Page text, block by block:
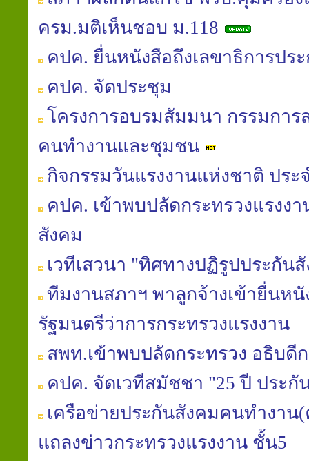
ครม.มติเห็นชอบ ม.118
คปค. ยื่นหนังสือถึงเลขาธิการปร
คปค. จัดประชุม
โครงการอบรมสัมมนา กรรมการ
คนทำงานและชุมชน
กิจกรรมวันแรงงานแห่งชาติ ประ
คปค. เข้าพบปลัดกระทรวงแรงง
สังคม
เวทีเสวนา "ทิศทางปฏิรูปประกัน
ทีมงานสภาฯ พาลูกจ้างเข้ายื่นห
รัฐมนตรีว่าการกระทรวงแรงงาน
สพท.เข้าพบปลัดกระทรวง อธิบดี
คปค. จัดเวทีสมัชชา "25 ปี ประกั
เครือข่ายประกันสังคมคนทำงาน
แถลงข่าวกระทรวงแรงงาน ชั้น5